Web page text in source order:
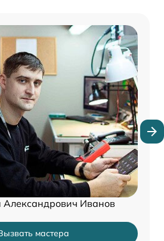
Александрович Иванов
мастера